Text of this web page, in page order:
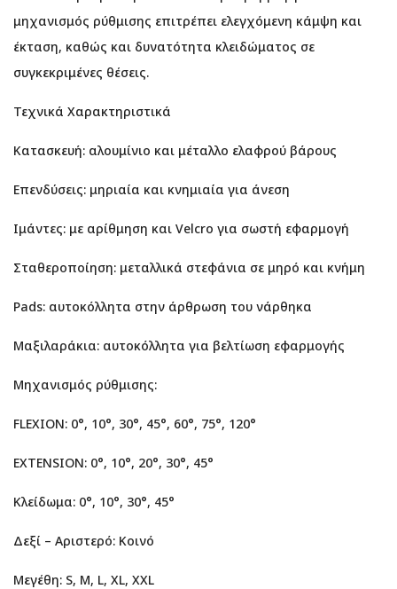
μηχανισμός ρύθμισης επιτρέπει ελεγχόμενη κάμψη και
έκταση, καθώς και δυνατότητα κλειδώματος σε
συγκεκριμένες θέσεις.
Τεχνικά Χαρακτηριστικά
Κατασκευή: αλουμίνιο και μέταλλο ελαφρού βάρους
Επενδύσεις: μηριαία και κνημιαία για άνεση
Ιμάντες: με αρίθμηση και Velcro για σωστή εφαρμογή
Σταθεροποίηση: μεταλλικά στεφάνια σε μηρό και κνήμη
Pads: αυτοκόλλητα στην άρθρωση του νάρθηκα
Μαξιλαράκια: αυτοκόλλητα για βελτίωση εφαρμογής
Μηχανισμός ρύθμισης:
FLEXION: 0°, 10°, 30°, 45°, 60°, 75°, 120°
EXTENSION: 0°, 10°, 20°, 30°, 45°
Κλείδωμα: 0°, 10°, 30°, 45°
Δεξί – Αριστερό: Κοινό
Μεγέθη: S, M, L, XL, XXL